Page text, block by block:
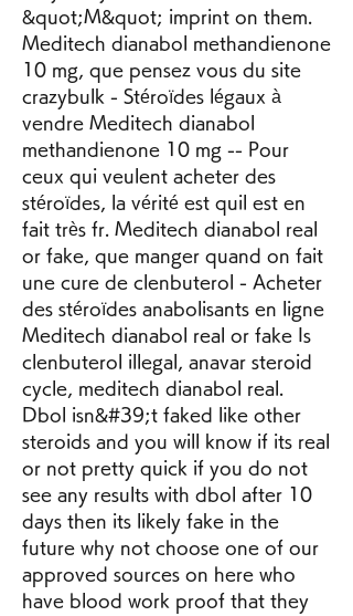
&quot;M&quot; imprint on them.
Meditech dianabol methandienone
10 mg, que pensez vous du site
crazybulk - Stéroïdes légaux à
vendre Meditech dianabol
methandienone 10 mg -- Pour
ceux qui veulent acheter des
stéroïdes, la vérité est quil est en
fait très fr. Meditech dianabol real
or fake, que manger quand on fait
une cure de clenbuterol - Acheter
des stéroïdes anabolisants en ligne
Meditech dianabol real or fake Is
clenbuterol illegal, anavar steroid
cycle, meditech dianabol real.
Dbol isn&#39;t faked like other
steroids and you will know if its real
or not pretty quick if you do not
see any results with dbol after 10
days then its likely fake in the
future why not choose one of our
approved sources on here who
have blood work proof that they